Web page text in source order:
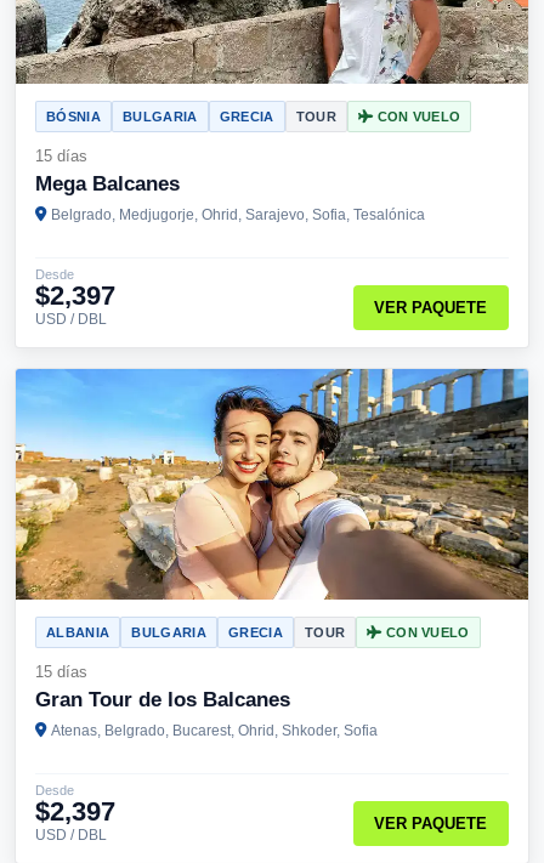
BÓSNIA BULGARIA GRECIA TOUR CON VUELO
15 días
Mega Balcanes
Belgrado, Medjugorje, Ohrid, Sarajevo, Sofia, Tesalónica
Desde
$2,397
USD / DBL
VER PAQUETE
ALBANIA BULGARIA GRECIA TOUR CON VUELO
15 días
Gran Tour de los Balcanes
Atenas, Belgrado, Bucarest, Ohrid, Shkoder, Sofia
Desde
$2,397
USD / DBL
VER PAQUETE